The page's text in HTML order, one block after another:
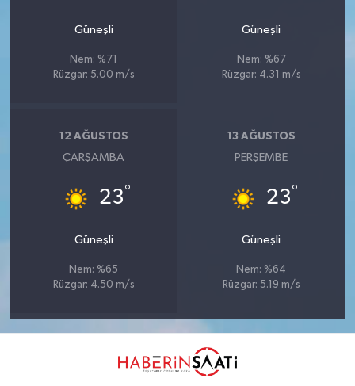
Güneşli
Nem: %71
Rüzgar: 5.00 m/s
Güneşli
Nem: %67
Rüzgar: 4.31 m/s
12 AĞUSTOS
ÇARŞAMBA
23°
Güneşli
Nem: %65
Rüzgar: 4.50 m/s
13 AĞUSTOS
PERŞEMBE
23°
Güneşli
Nem: %64
Rüzgar: 5.19 m/s